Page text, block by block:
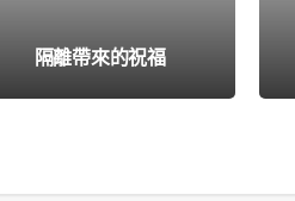
隔離帶來的祝福